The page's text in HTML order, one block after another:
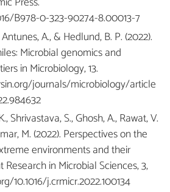
B978-0-323-90274-8.00013-7
A., & Hedlund, B. P. (2022).
Microbial genomics and
in Microbiology, 13.
journals/microbiology/article
Shrivastava, S., Ghosh, A., Rawat, V.
M. (2022). Perspectives on the
environments and their
in Microbial Sciences, 3,
10.1016/j.crmicr.2022.100134